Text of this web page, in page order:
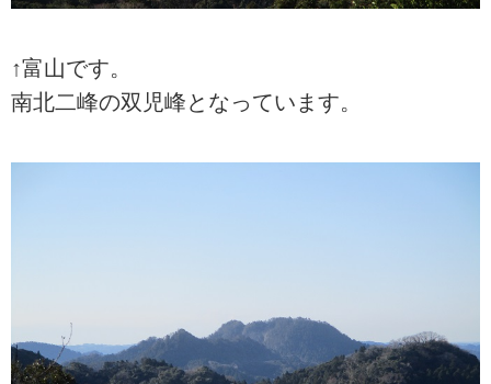
↑富山です。
南北二峰の双児峰となっています。